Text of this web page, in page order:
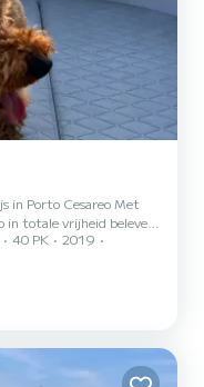
Porto Cesareo Met
in totale vrijheid beleven,
gezinnen, koppels en
te besturen - Tot 7/8
bij zonsondergang -
40 PK
2019